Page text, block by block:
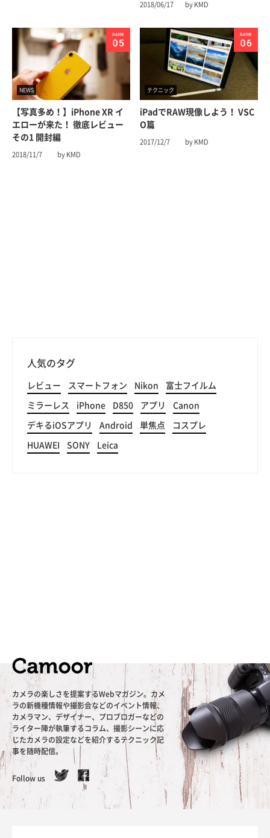
2018/06/17 by KMD
NEWS
【写真多め！】iPhone XR イ
エローが来た！ 徹底レビュー
その1 開封編
2018/11/7 by KMD
テクニック
iPadでRAW現像しよう！ VSC
O篇
2017/12/7 by KMD
人気のタグ
レビュー スマートフォン Nikon 富士フイルム
ミラーレス iPhone D850 アプリ Canon
デキるiOSアプリ Android 単焦点 コスプレ
HUAWEI SONY Leica
カメラの楽しさを提案するWebマガジン。カメ
ラの新機種情報や撮影会などのイベント情報、
カメラマン、デザイナー、プロブロガーなどの
ライター陣が執筆するコラム、撮影シーンに応
じたカメラの設定などを紹介するテクニック記
事を随時配信。
Follow us